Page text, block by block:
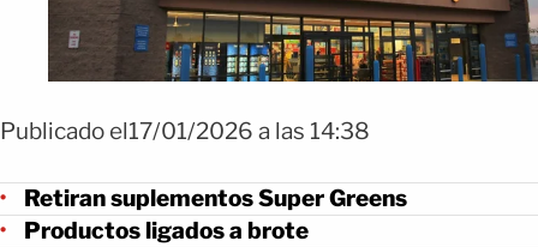
Publicado el17/01/2026 a las 14:38
Retiran suplementos Super Greens
Productos ligados a brote